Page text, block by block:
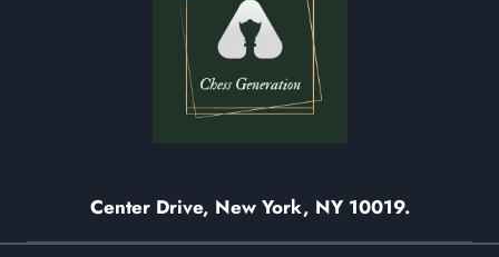
Center Drive, New York, NY 10019.